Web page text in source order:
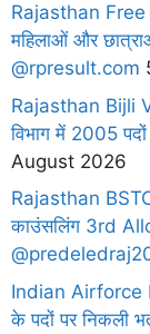
Rajasthan Free
महिलाओं और
@rpresult.com
Rajasthan Bijli
विभाग में 2005
August 2026
Rajasthan
काउंसलिंग 3rd
Indian Airforce
के पदों पर निकली